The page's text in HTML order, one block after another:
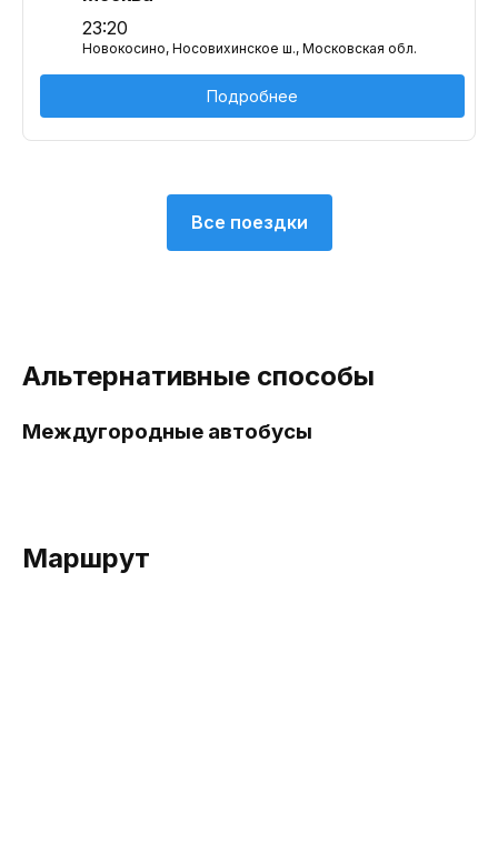
23:20
Новокосино, Носовихинское ш., Московская обл.
Подробнее
Все поездки
Альтернативные способы
Междугородные автобусы
Маршрут